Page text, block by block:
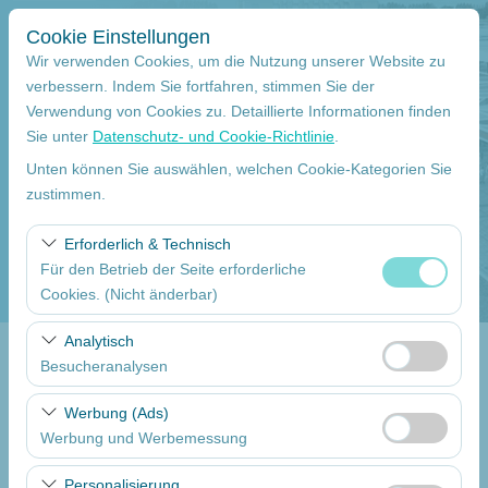
Cookie Einstellungen
Wir verwenden Cookies, um die Nutzung unserer Website zu
verbessern. Indem Sie fortfahren, stimmen Sie der
Verwendung von Cookies zu. Detaillierte Informationen finden
Sie unter Datenschutz- und Cookie-Richtlinie
Unten können Sie auswählen, welchen Cookie-Kategorien Sie
zustimmen.
Erforderlich & Technisch
Für den Betrieb der Seite erforderliche
Cookies. (Nicht änderbar)
Diese Cookies sind für das ordnungsgemäße
Funktionieren der Website, die Sicherheit, die
Sitzungsverwaltung und grundlegende Funktionen
erforderlich. Sie können nicht deaktiviert werden.
Analytisch
Besucheranalysen
Diese Cookies ermöglichen es uns, zu analysieren, wie
unsere Website genutzt wird (Besucherzahl,
meistbesuchte Seiten, Nutzerverhalten). Diese Daten
werden verwendet, um die Leistung der Website zu
Werbung (Ads)
Werbung und Werbemessung
Diese Cookies ermöglichen es uns, Ihnen auf Ihre
Abholstation
Mersin Çukurova Internationaler Flughafen Internationale Flüge
Eine andere Rückgabestation auswählen
Abholdatum
09:00
Return date